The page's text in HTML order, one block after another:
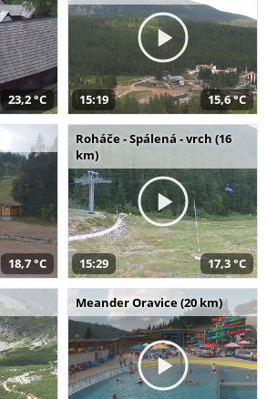
23,2 °C 15:19 15,6 °C
18,7 °C
Roháče - Spálená - vrch (16
km)
15:29 17,3 °C
Meander Oravice (20 km)